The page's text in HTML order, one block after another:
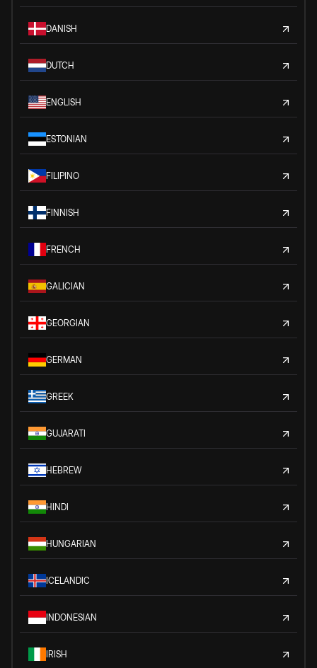
DANISH
DUTCH
ENGLISH
ESTONIAN
FILIPINO
FINNISH
FRENCH
GALICIAN
GEORGIAN
GERMAN
GREEK
GUJARATI
HEBREW
HINDI
HUNGARIAN
ICELANDIC
INDONESIAN
IRISH